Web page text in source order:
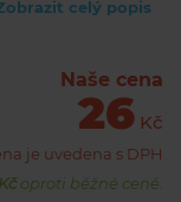
podle svého.
celý popis
Naše cena
26Kč
je uvedena s DPH
oproti běžné ceně.